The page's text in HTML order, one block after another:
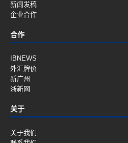
新闻发稿
企业合作
合作
IBNEWS
外汇牌价
新广州
浙新网
关于
关于我们